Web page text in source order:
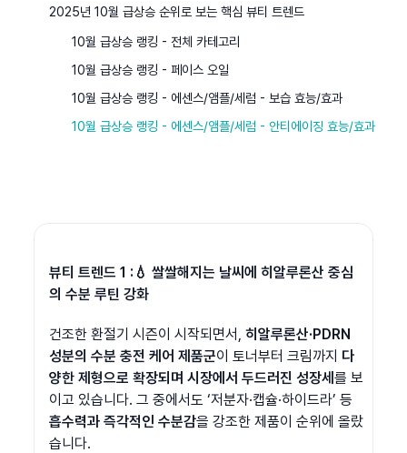
2025년 10월 급상승 순위로 보는 핵심 뷰티 트렌드
10월 급상승 랭킹 - 전체 카테고리
10월 급상승 랭킹 - 페이스 오일
10월 급상승 랭킹 - 에센스/앰플/세럼 - 보습 효능/효과
10월 급상승 랭킹 - 에센스/앰플/세럼 - 안티에이징 효능/효과
뷰티 트렌드 1 :💧 쌀쌀해지는 날씨에 히알루론산 중심
의 수분 루틴 강화
건조한 환절기 시즌이 시작되면서, 히알루론산·PDRN
성분의 수분 충전 케어 제품군이 토너부터 크림까지 다
양한 제형으로 확장되며 시장에서 두드러진 성장세를 보
흡수력과 즉각적인 수분감을 강조한 제품이 순위에 올랐
습니다.